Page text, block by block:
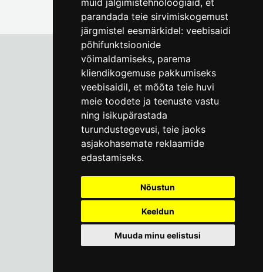
muid jälgimistehnoloogiaid, et
parandada teie sirvimiskogemust
järgmistel eesmärkidel: veebisaidi
põhifunktsioonide
võimaldamiseks, parema
kliendikogemuse pakkumiseks
veebisaidil, et mõõta teie huvi
meie toodete ja teenuste vastu
ning isikupärastada
turundustegevusi, teie jaoks
asjakohasemate reklaamide
edastamiseks.
Nõustun
Keeldun
Muuda minu eelistusi
Tallinna Linnamuuseum
Vene 17
E-R kell 9-17(+372) 610 4178
info@linnamuuseum.ee
Küpsisepoliitika